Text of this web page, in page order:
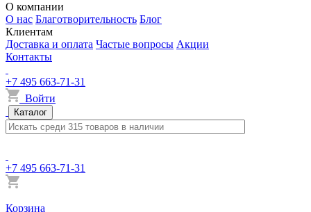
О компании
О нас Благотворительность Блог
Клиентам
Доставка и оплата Частые вопросы Акции
Контакты
+7 495 663-71-31
Войти
Каталог
+7 495 663-71-31
Корзина